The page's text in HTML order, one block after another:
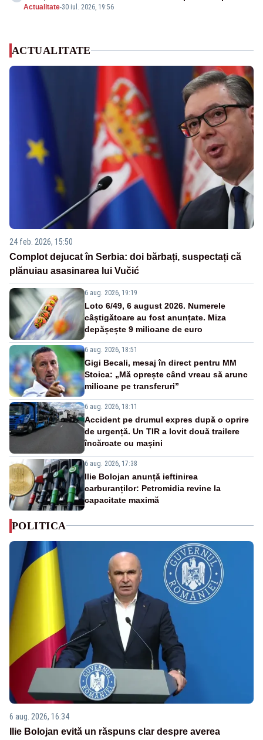
Actualitate-30 iul. 2026, 19:56
ACTUALITATE
24 feb. 2026, 15:50
Complot dejucat în Serbia: doi bărbați, suspectați că
plănuiau asasinarea lui Vučić
6 aug. 2026, 19:19
Loto 6/49, 6 august 2026. Numerele
câștigătoare au fost anunțate. Miza
depășește 9 milioane de euro
6 aug. 2026, 18:51
Gigi Becali, mesaj în direct pentru MM
Stoica: „Mă oprește când vreau să arunc
milioane pe transferuri”
6 aug. 2026, 18:11
Accident pe drumul expres după o oprire
de urgență. Un TIR a lovit două trailere
încărcate cu mașini
6 aug. 2026, 17:38
Ilie Bolojan anunță ieftinirea
carburanților: Petromidia revine la
capacitate maximă
POLITICA
6 aug. 2026, 16:34
Ilie Bolojan evită un răspuns clar despre averea